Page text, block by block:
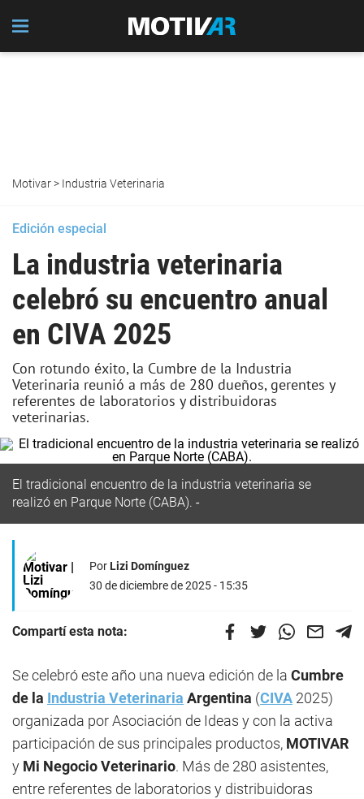
Motivar> Industria Veterinaria
Edición especial
La industria veterinaria
celebró su encuentro anual
en CIVA 2025
Con rotundo éxito, la Cumbre de la Industria
Veterinaria reunió a más de 280 dueños, gerentes y
referentes de laboratorios y distribuidoras
veterinarias.
El tradicional encuentro de la industria veterinaria se
realizó en Parque Norte (CABA).
PorLizi Domínguez
30 de diciembre de 2025 - 15:35
Compartí esta nota:
Se celebró este año una nueva edición de la Cumbre
de la Industria Veterinaria Argentina (CIVA 2025)
organizada por Asociación de Ideas y con la activa
participación de sus principales productos, MOTIVAR
y Mi Negocio Veterinario. Más de 280 asistentes,
entre referentes de laboratorios y distribuidoras